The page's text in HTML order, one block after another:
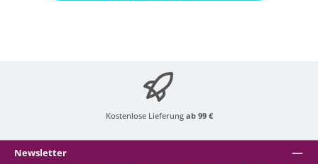
Kostenlose Lieferung ab 99 €
Newsletter